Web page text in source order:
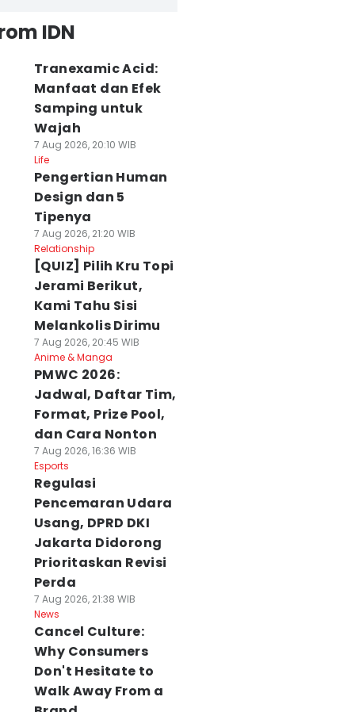
IDN
Tranexamic Acid:
Manfaat dan Efek
Samping untuk
Wajah
7 Aug 2026, 20:10 WIB
Life
Pengertian Human
Design dan 5
Tipenya
7 Aug 2026, 21:20 WIB
Relationship
[QUIZ] Pilih Kru Topi
Jerami Berikut,
Kami Tahu Sisi
Melankolis Dirimu
7 Aug 2026, 20:45 WIB
Anime & Manga
PMWC 2026:
Jadwal, Daftar Tim,
Format, Prize Pool,
dan Cara Nonton
7 Aug 2026, 16:36 WIB
Esports
Regulasi
Pencemaran Udara
Usang, DPRD DKI
Jakarta Didorong
Prioritaskan Revisi
Perda
7 Aug 2026, 21:38 WIB
News
Cancel Culture:
Why Consumers
Don't Hesitate to
Walk Away From a